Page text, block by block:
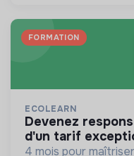
FORMATION
ECOLEARN
devenez responsable rse et bénéficiez
d'un tarif
4 mois pour